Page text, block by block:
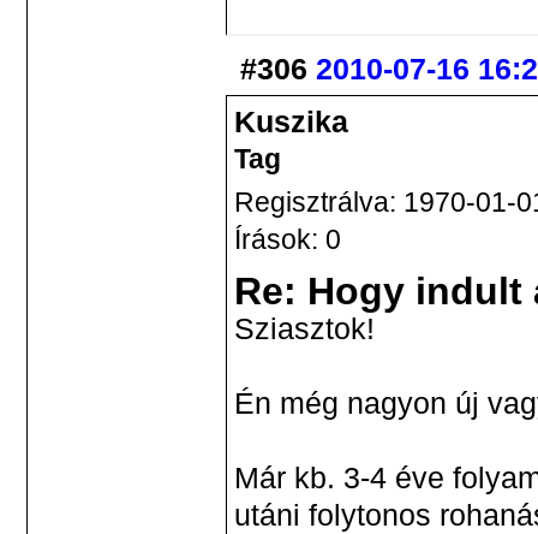
#306 2010-07-16
Kuszika
Tag
Regisztrálva: 1970-01-
Írások: 0
Re: Hogy indult
Sziasztok!
Én még nagyon új
Már kb. 3-4 éve
utáni folytonos